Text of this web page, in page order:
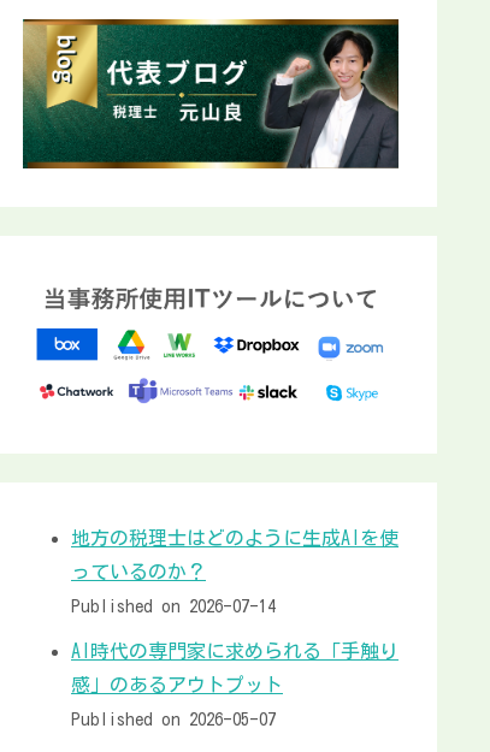
地方の税理士はどのように生成AIを使
っているのか？
Published on 2026-07-14
AI時代の専門家に求められる「手触り
感」のあるアウトプット
Published on 2026-05-07